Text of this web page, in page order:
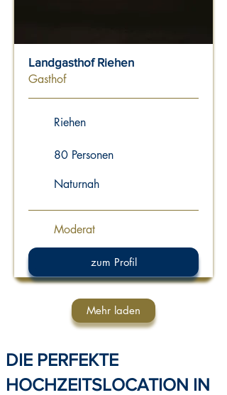
Landgasthof Riehen
Gasthof
Riehen
80 Personen
Naturnah
Moderat
zum Profil
Mehr laden
DIE PERFEKTE
HOCHZEITSLOCATION IN